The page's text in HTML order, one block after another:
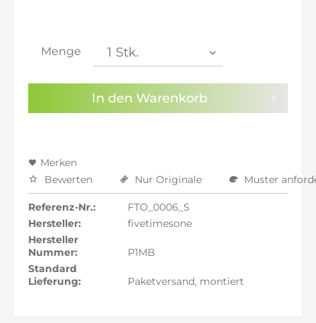
Menge
In den Warenkorb
Merken
Bewerten
Nur Originale Muster
Referenz-Nr.:
FTO_0006_S
Hersteller:
fivetimesone
Hersteller
Nummer:
P1MB
Standard
Lieferung:
Paketversand, montiert